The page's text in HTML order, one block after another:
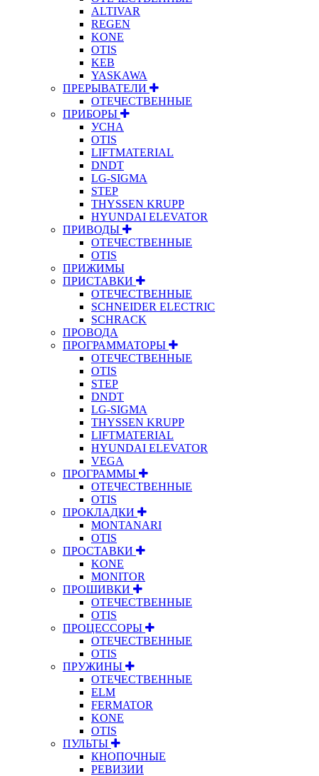
ALTIVAR
REGEN
KONE
OTIS
KEB
YASKAWA
ПРЕРЫВАТЕЛИ
ОТЕЧЕСТВЕННЫЕ
ПРИБОРЫ
УСНА
OTIS
LIFTMATERIAL
DNDT
LG-SIGMA
STEP
THYSSEN KRUPP
HYUNDAI ELEVATOR
ПРИВОДЫ
ОТЕЧЕСТВЕННЫЕ
OTIS
ПРИЖИМЫ
ПРИСТАВКИ
ОТЕЧЕСТВЕННЫЕ
SCHNEIDER ELECTRIC
SCHRACK
ПРОВОДА
ПРОГРАММАТОРЫ
ОТЕЧЕСТВЕННЫЕ
OTIS
STEP
DNDT
LG-SIGMA
THYSSEN KRUPP
LIFTMATERIAL
HYUNDAI ELEVATOR
VEGA
ПРОГРАММЫ
ОТЕЧЕСТВЕННЫЕ
OTIS
ПРОКЛАДКИ
MONTANARI
OTIS
ПРОСТАВКИ
KONE
MONITOR
ПРОШИВКИ
ОТЕЧЕСТВЕННЫЕ
OTIS
ПРОЦЕССОРЫ
ОТЕЧЕСТВЕННЫЕ
OTIS
ПРУЖИНЫ
ОТЕЧЕСТВЕННЫЕ
ELM
FERMATOR
KONE
OTIS
ПУЛЬТЫ
КНОПОЧНЫЕ
РЕВИЗИИ